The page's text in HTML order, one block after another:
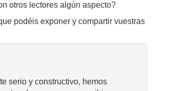
otros lectores algún aspecto?
podéis exponer y compartir vuestras
serio y constructivo, hemos